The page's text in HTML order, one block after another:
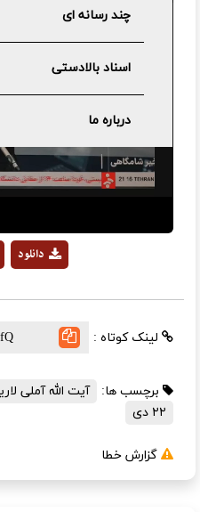
چند رسانه ای
اسناد بالادستی
درباره ما
Video
دانلود
لینک کوتاه :
برچسب ها: آیت الله آملی
۲۲ دی
گزارش خطا